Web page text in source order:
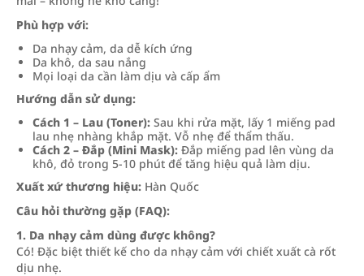
Phù hợp với:
Da nhạy cảm, da dễ kích ứng
Da khô, da sau nắng
Mọi loại da cần làm dịu và cấp ẩm
Hướng dẫn sử dụng:
Cách 1 – Lau (Toner): Sau khi rửa mặt, lấy 1 miếng pad
lau nhẹ nhàng khắp mặt. Vỗ nhẹ để thẩm thấu.
Cách 2 – Đắp (Mini Mask): Đắp miếng pad lên vùng da
khô, đỏ trong 5-10 phút để tăng hiệu quả làm dịu.
Xuất xứ thương hiệu: Hàn Quốc
Câu hỏi thường gặp (FAQ):
1. Da nhạy cảm dùng được không?
Có! Đặc biệt thiết kế cho da nhạy cảm với chiết xuất cà rốt
dịu nhẹ.